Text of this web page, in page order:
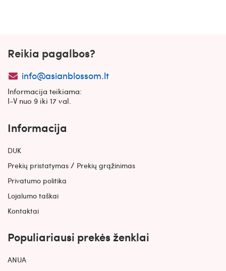
Reikia pagalbos?
info@asianblossom.lt
Informacija teikiama:
I-V nuo 9 iki 17 val.
Informacija
DUK
Prekių pristatymas / Prekių grąžinimas
Privatumo politika
Lojalumo taškai
Kontaktai
Populiariausi prekės ženklai
ANUA